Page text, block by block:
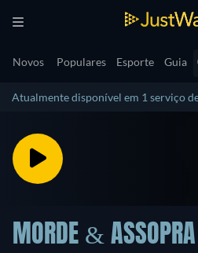
Novos Populares Esporte Guia
Atualmente disponível em 1 serviço
MORDE & ASSOPRA